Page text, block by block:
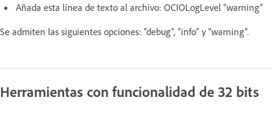
Añada esta línea de texto al archivo: OCIOLogLevel “warning”
Se admiten las siguientes opciones: “debug”, “info” y “warning”.
Herramientas con funcionalidad de 32 bits